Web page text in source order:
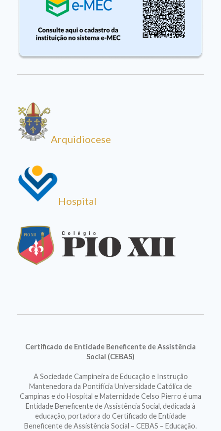
Arquidiocese
Hospital
Certificado de Entidade Beneficente de Assistência
Social (CEBAS)
A Sociedade Campineira de Educação e Instrução
Mantenedora da Pontifícia Universidade Católica de
Campinas e do Hospital e Maternidade Celso Pierro é uma
Entidade Beneficente de Assistência Social, dedicada à
educação, portadora do Certificado de Entidade
Beneficente de Assistência Social – CEBAS – Educação.